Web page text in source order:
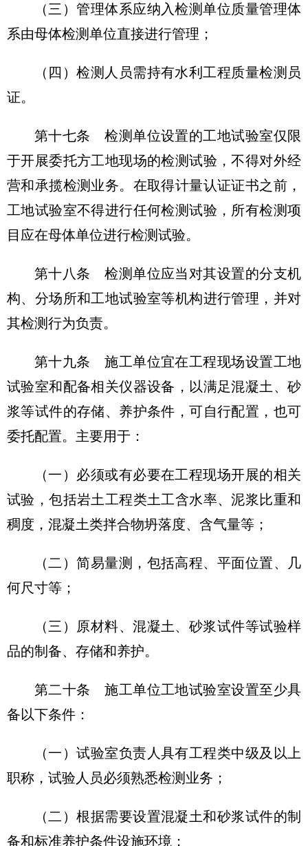
（三）管理体系应纳入检测单位质量管理体
系由母体检测单位直接进行管理；
（四）检测人员需持有水利工程质量检测员
证。
第十七条 检测单位设置的工地试验室仅限
于开展委托方工地现场的检测试验，不得对外经
营和承揽检测业务。在取得计量认证证书之前，
工地试验室不得进行任何检测试验，所有检测项
目应在母体单位进行检测试验。
第十八条 检测单位应当对其设置的分支机
构、分场所和工地试验室等机构进行管理，并对
其检测行为负责。
第十九条 施工单位宜在工程现场设置工地
试验室和配备相关仪器设备，以满足混凝土、砂
浆等试件的存储、养护条件，可自行配置，也可
委托配置。主要用于：
（一）必须或有必要在工程现场开展的相关
试验，包括岩土工程类土工含水率、泥浆比重和
稠度，混凝土类拌合物坍落度、含气量等；
（二）简易量测，包括高程、平面位置、几
何尺寸等；
（三）原材料、混凝土、砂浆试件等试验样
品的制备、存储和养护。
第二十条 施工单位工地试验室设置至少具
备以下条件：
（一）试验室负责人具有工程类中级及以上
职称，试验人员必须熟悉检测业务；
（二）根据需要设置混凝土和砂浆试件的制
备和标准养护条件设施环境；